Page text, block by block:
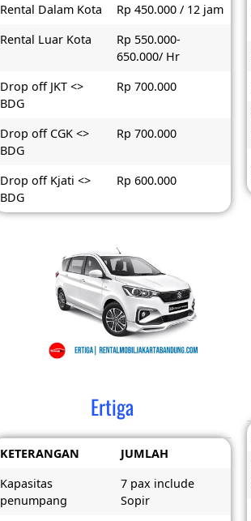
Rental Dalam Kota
Rp 450.000 / 12 jam
Rental Luar Kota
Rp 550.000-
650.000/ Hr
Drop off JKT <>
BDG
Rp 700.000
Drop off CGK <>
BDG
Rp 700.000
Drop off Kjati <>
BDG
Rp 600.000
Ertiga
KETERANGAN
JUMLAH
Kapasitas
penumpang
7 pax include
Sopir